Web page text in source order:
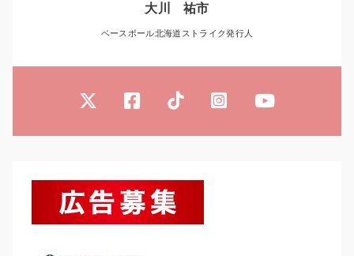
大川 祐市
ベースボール北海道ストライク発行人